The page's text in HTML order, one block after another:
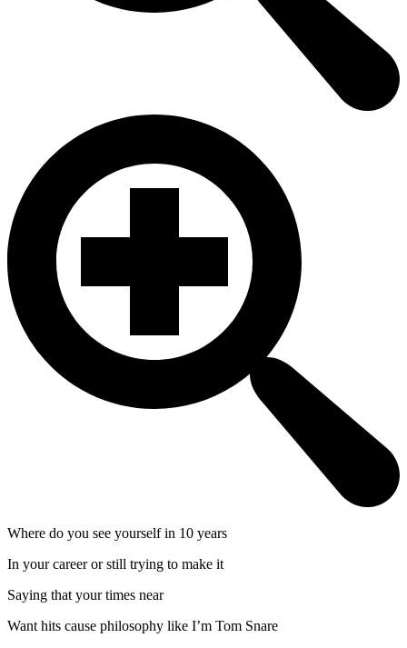
Where do you see yourself in 10 years
In your career or still trying to make it
Saying that your times near
Want hits cause philosophy like I’m Tom Snare